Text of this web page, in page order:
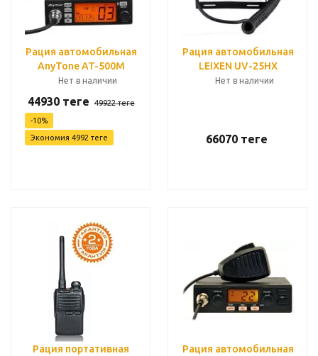
Рация автомобильная
AnyTone AT-500M
Нет в наличии
44930теңге 49922теңге
-10%
Экономия 4992 теңге
Рация автомобильная
LEIXEN UV-25HX
Нет в наличии
66070теңге
Рация портативная
Рация автомобильная